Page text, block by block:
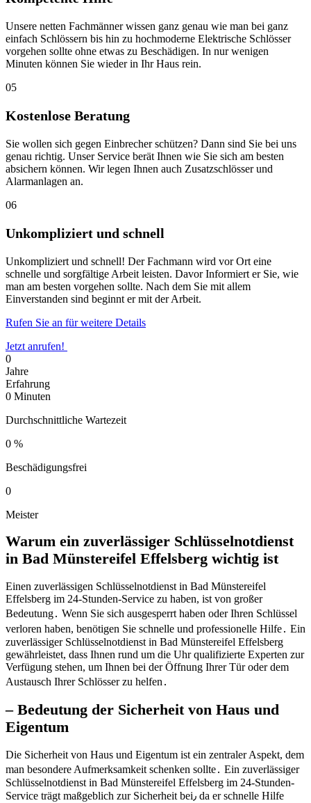
Unsere netten Fachmänner wissen ganz genau wie man bei ganz
einfach Schlössern bis hin zu hochmoderne Elektrische Schlösser
vorgehen sollte ohne etwas zu Beschädigen. In nur wenigen
Minuten können Sie wieder in Ihr Haus rein.
05
Kostenlose Beratung
Sie wollen sich gegen Einbrecher schützen? Dann sind Sie bei uns
genau richtig. Unser Service berät Ihnen wie Sie sich am besten
absichern können. Wir legen Ihnen auch Zusatzschlösser und
Alarmanlagen an.
06
Unkompliziert und schnell
Unkompliziert und schnell! Der Fachmann wird vor Ort eine
schnelle und sorgfältige Arbeit leisten. Davor Informiert er Sie, wie
man am besten vorgehen sollte. Nach dem Sie mit allem
Einverstanden sind beginnt er mit der Arbeit.
Rufen Sie an für weitere Details
Jetzt anrufen!
0
Jahre
Erfahrung
0 Minuten
Durchschnittliche Wartezeit
0 %
Beschädigungsfrei
0
Meister
Warum ein zuverlässiger Schlüsselnotdienst
in Bad Münstereifel Effelsberg wichtig ist
Einen zuverlässigen Schlüsselnotdienst in Bad Münstereifel
Effelsberg im 24-Stunden-Service zu haben, ist von großer
Bedeutung․ Wenn Sie sich ausgesperrt haben oder Ihren Schlüssel
verloren haben, benötigen Sie schnelle und professionelle Hilfe․ Ein
zuverlässiger Schlüsselnotdienst in Bad Münstereifel Effelsberg
gewährleistet, dass Ihnen rund um die Uhr qualifizierte Experten zur
Verfügung stehen, um Ihnen bei der Öffnung Ihrer Tür oder dem
Austausch Ihrer Schlösser zu helfen․
– Bedeutung der Sicherheit von Haus und
Eigentum
Die Sicherheit von Haus und Eigentum ist ein zentraler Aspekt, dem
man besondere Aufmerksamkeit schenken sollte․ Ein zuverlässiger
Schlüsselnotdienst in Bad Münstereifel Effelsberg im 24-Stunden-
Service trägt maßgeblich zur Sicherheit bei٫ da er schnelle Hilfe